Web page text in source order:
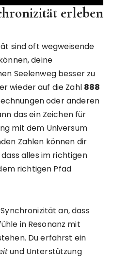
erleben
sind oft wegweisende
deine
Seelenweg besser zu
wieder auf die Zahl 888
oder anderen
das ein Zeichen für
mit dem Universum
Zahlen können dir
alles im richtigen
richtigen Pfad
an, dass
in Resonanz mit
Du erfährst ein
und Unterstützung